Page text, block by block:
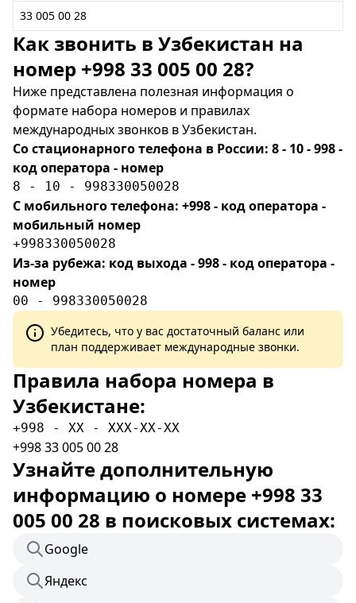
33 005 00 28
Как звонить в Узбекистан на
номер +998 33 005 00 28?
Ниже представлена полезная информация о
формате набора номеров и правилах
международных звонков в Узбекистан.
Со стационарного телефона в России: 8 - 10 - 998 -
код оператора - номер
8 - 10 - 998330050028
С мобильного телефона: +998 - код оператора -
мобильный номер
+998330050028
Из-за рубежа: код выхода - 998 - код оператора -
номер
00 - 998330050028
Убедитесь, что у вас достаточный баланс или
план поддерживает международные звонки.
Правила набора номера в
Узбекистане:
+998 - XX - XXX-XX-XX
+998 33 005 00 28
Узнайте дополнительную
информацию о номере +998 33
005 00 28 в поисковых системах:
Google
Яндекс